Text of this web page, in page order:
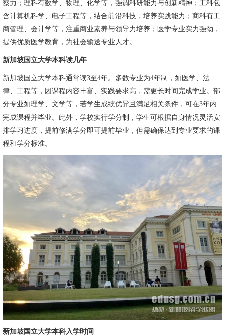
察力；理科有数学、物理、化学等，强调科研能力与创新精神；工科包
含计算机科学、电子工程等，结合前沿科技，培养实践能力；商科有工
商管理、会计学等，注重商业素养与领导力培养；医学专业实力强劲，
提供优质医学教育，为社会输送专业人才。
新加坡国立大学本科读几年
新加坡国立大学本科通常读3至4年。多数专业为4年制，如医学、法
律、工程等，因课程内容丰富、实践要求高，需更长时间完成学业。部
分专业如理学、文学等，若学生成绩优异且满足相关条件，可在3年内
完成课程并毕业。此外，学校实行学分制，学生可根据自身情况灵活安
排学习进度，提前修满学分即可提前毕业，但需确保达到专业要求的课
程和学分标准。
新加坡国立大学本科入学时间